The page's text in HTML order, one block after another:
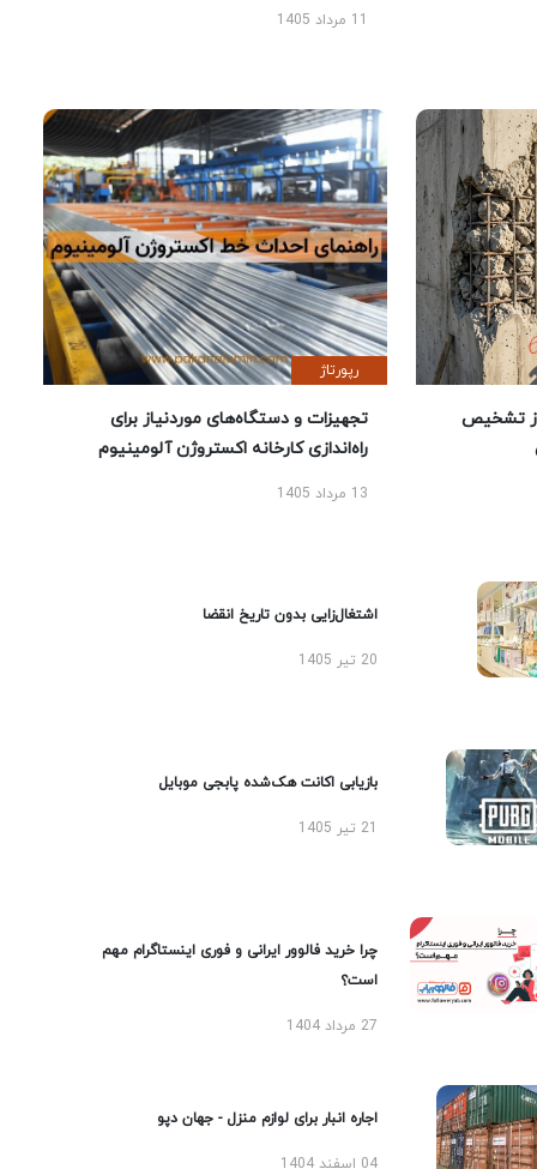
تشخیص
رپورتاژ
تجهیزات و دستگاه‌های موردنیاز برای
راه‌اندازی کارخانه اکستروژن آلومینیوم
13 مرداد 1405
اشتغال‌زایی بدون تاریخ انقضا
20 تیر 1405
بازیابی اکانت هک‌شده پابجی موبایل
چرا خرید فالوور ایرانی و فوری اینستاگرام مهم
است؟
27 مرداد 1404
اجاره انبار برای لوازم منزل - جهان دپو
04 اسفند 1404